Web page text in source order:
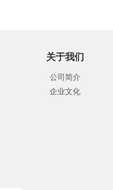
关于我们
公司简介
企业文化